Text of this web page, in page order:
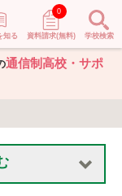
知る 資料請求(無料)
0
学校検索
通信制高校・サポ